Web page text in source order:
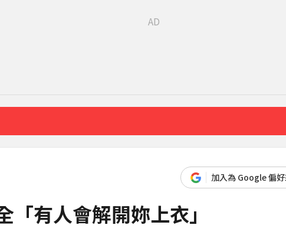
者最高罰15萬
15分鐘前
加入為 Google 偏
有人會解開妳上衣」